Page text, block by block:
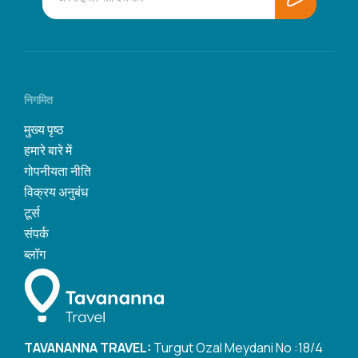
निगमित
मुख्य पृष्ठ
हमारे बारे में
गोपनीयता नीति
विक्रय अनुबंध
टूर्स
संपर्क
ब्लॉग
TAVANANNA TRAVEL: Turgut Ozal Meydani No :18/4